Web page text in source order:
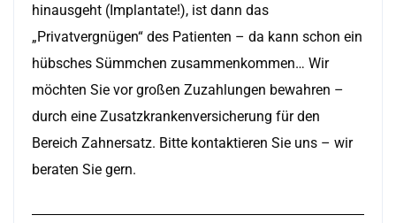
hinausgeht (Implantate!), ist dann das
„Privatvergnügen“ des Patienten – da kann schon ein
hübsches Sümmchen zusammenkommen… Wir
möchten Sie vor großen Zuzahlungen bewahren –
durch eine Zusatzkrankenversicherung für den
Bereich Zahnersatz. Bitte kontaktieren Sie uns – wir
beraten Sie gern.